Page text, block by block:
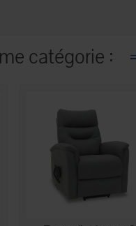
catégorie :